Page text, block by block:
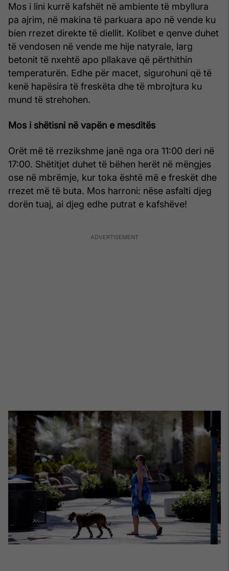
Mos i lini kurrë kafshët në ambiente të mbyllura
pa ajrim, në makina të parkuara apo në vende ku
bien rrezet direkte të diellit. Kolibet e qenve duhet
të vendosen në vende me hije natyrale, larg
betonit të nxehtë apo pllakave që përthithin
temperaturën. Edhe për macet, sigurohuni që të
kenë hapësira të freskëta dhe të mbrojtura ku
mund të strehohen.
Mos i shëtisni në vapën e mesditës
Orët më të rrezikshme janë nga ora 11:00 deri në
17:00. Shëtitjet duhet të bëhen herët në mëngjes
ose në mbrëmje, kur toka është më e freskët dhe
rrezet më të buta. Mos harroni: nëse asfalti djeg
dorën tuaj, ai djeg edhe putrat e kafshëve!